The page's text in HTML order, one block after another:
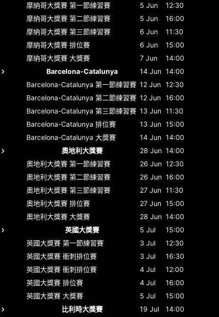
摩納哥大獎賽 第一節練習賽 5 Jun
12:30
摩納哥大獎賽 第二節練習賽 5 Jun
16:00
摩納哥大獎賽 第三節練習賽 6 Jun
11:30
摩納哥大獎賽 排位賽 6 Jun
15:00
摩納哥大獎賽 大獎賽 7 Jun
14:00
Barcelona-Catalunya
14 Jun 14:00
Barcelona-Catalunya 第一節練習賽 12 Jun 12:30
Barcelona-Catalunya 第二節練習賽 12 Jun 16:00
Barcelona-Catalunya 第三節練習賽 13 Jun 11:30
Barcelona-Catalunya 排位賽 13 Jun 15:00
Barcelona-Catalunya 大獎賽 14 Jun 14:00
奧地利大獎賽
28 Jun 14:00
奧地利大獎賽 第一節練習賽 26 Jun 12:30
奧地利大獎賽 第二節練習賽 26 Jun 16:00
奧地利大獎賽 第三節練習賽 27 Jun 11:30
奧地利大獎賽 排位賽 27 Jun 15:00
奧地利大獎賽 大獎賽 28 Jun 14:00
英國大獎賽
5 Jul
15:00
英國大獎賽 第一節練習賽 3 Jul
12:30
英國大獎賽 衝刺排位賽 3 Jul
16:30
英國大獎賽 衝刺排位賽 4 Jul
12:00
英國大獎賽 排位賽 4 Jul
16:00
英國大獎賽 大獎賽 5 Jul
15:00
比利時大獎賽
19 Jul
14:00